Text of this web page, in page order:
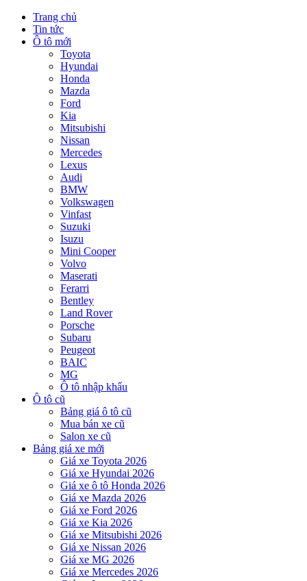
Trang chủ
Tin tức
Ô tô mới
Toyota
Hyundai
Honda
Mazda
Ford
Kia
Mitsubishi
Nissan
Mercedes
Lexus
Audi
BMW
Volkswagen
Vinfast
Suzuki
Isuzu
Mini Cooper
Volvo
Maserati
Ferarri
Bentley
Land Rover
Porsche
Subaru
Peugeot
BAIC
MG
Ô tô nhập khẩu
Ô tô cũ
Bảng giá ô tô cũ
Mua bán xe cũ
Salon xe cũ
Bảng giá xe mới
Giá xe Toyota 2026
Giá xe Hyundai 2026
Giá xe ô tô Honda 2026
Giá xe Mazda 2026
Giá xe Ford 2026
Giá xe Kia 2026
Giá xe Mitsubishi 2026
Giá xe Nissan 2026
Giá xe MG 2026
Giá xe Mercedes 2026